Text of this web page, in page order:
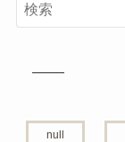
null